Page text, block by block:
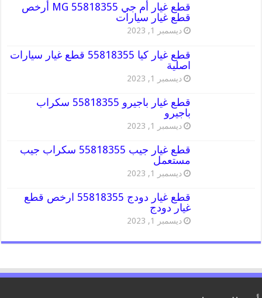
قطع غيار أم جي MG 55818355 أرخص
قطع غيار سيارات
ديسمبر 1, 2023
قطع غيار كيا 55818355 قطع غيار سيارات
اصلية
ديسمبر 1, 2023
قطع غيار باجيرو 55818355 سكراب
باجيرو
ديسمبر 1, 2023
قطع غيار جيب 55818355 سكراب جيب
مستعمل
ديسمبر 1, 2023
قطع غيار دودج 55818355 ارخص قطع
غيار دودج
ديسمبر 1, 2023